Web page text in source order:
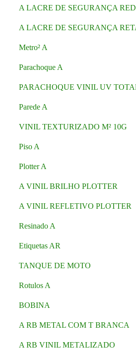
A LACRE DE SEGURANÇA
A LACRE DE SEGURANÇA
Metro² A
Parachoque A
PARACHOQUE VINIL UV
Parede A
VINIL TEXTURIZADO M² 10G
Piso A
Plotter A
A VINIL BRILHO PLOTTER
A VINIL REFLETIVO PLOTTER
Resinado A
Etiquetas AR
TANQUE DE MOTO
Rotulos A
BOBINA
A RB METAL COM T BRANCA
A RB VINIL METALIZADO